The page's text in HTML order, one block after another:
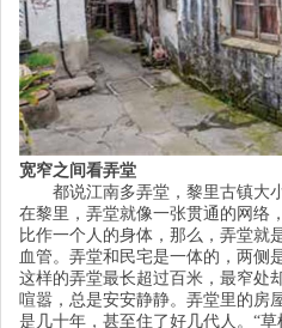
宽窄之间看弄堂
都说江南多弄堂，黎里古镇大
在黎里，弄堂就像一张贯通的网络
比作一个人的身体，那么，弄堂就
血管。弄堂和民宅是一体的，两侧
这样的弄堂最长超过百米，最窄处
喧嚣，总是安安静静。弄堂里的房
是几十年，甚至住了好几代人。 “草